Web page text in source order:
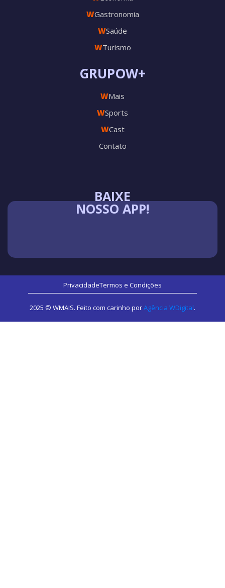
BAIXE
NOSSO APP!
GRUPOW+
WMais
WSports
WCast
Contato
WGastronomia
WSaúde
WTurismo
PrivacidadeTermos e Condições
2025 © WMAIS. Feito com carinho porAgência WDigital.